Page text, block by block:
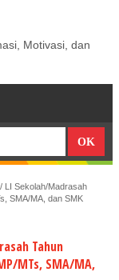
Motivasi, dan
LI Sekolah/Madrasah
SMA/MA, dan SMK
Tahun
MTs, SMA/MA,